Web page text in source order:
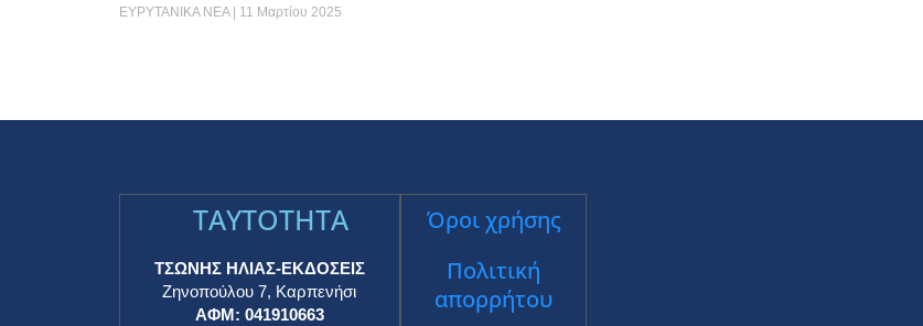
ΕΥΡΥΤΑΝΙΚΑ ΝΕΑ 11 Μαρτίου 2025
TAYTOTHTA
ΤΣΩΝΗΣ ΗΛΙΑΣ-ΕΚΔΟΣΕΙΣ
Ζηνοπούλου 7, Καρπενήσι
ΑΦΜ: 041910663
Όροι χρήσης
Πολιτική
απορρήτου